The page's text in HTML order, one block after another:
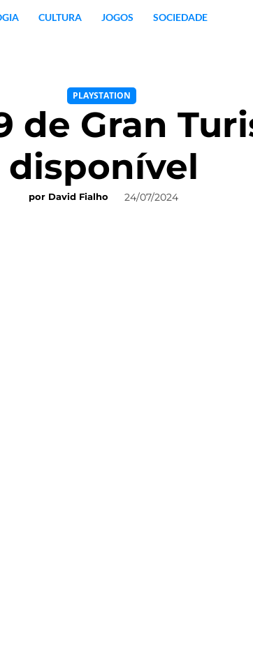
CULTURA JOGOS SOCIEDADE
PLAYSTATION
de Gran
disponível
por David Fialho 24/07/2024